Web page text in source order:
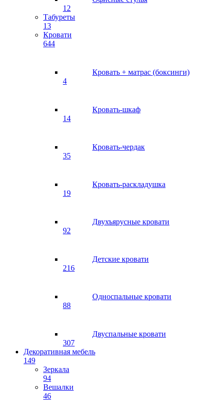
12
Табуреты
13
Кровати
644
Кровать + матрас (боксинги)
4
Кровать-шкаф
14
Кровать-чердак
35
Кровать-раскладушка
19
Двухъярусные кровати
92
Детские кровати
216
Односпальные кровати
88
Двуспальные кровати
307
Декоративная мебель
149
Зеркала
94
Вешалки
46